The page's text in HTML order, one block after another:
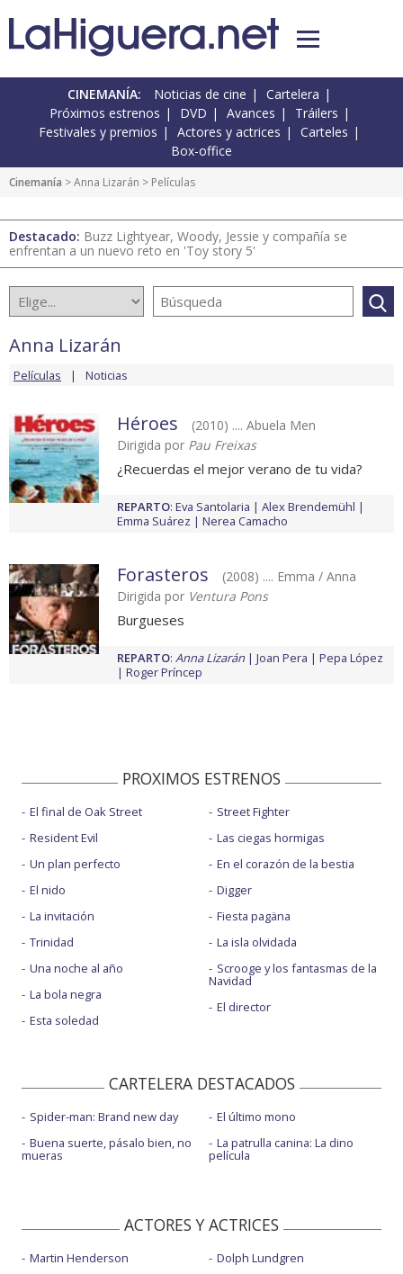
CINEMANÍA: Noticias de cine
Cartelera
Próximos estrenos
DVD Avances
Tráilers
Festivales y premios
Actores y actrices
Carteles
Box-office
Cinemanía >Anna Lizarán > Películas
Destacado: Buzz Lightyear, Woody, Jessie y compañía se
enfrentan a un nuevo reto en 'Toy story 5'
Anna Lizarán
Películas Noticias
Héroes
(2010) .... Abuela Men
Dirigida por Pau Freixas
¿Recuerdas el mejor verano de tu vida?
REPARTO: Eva Santolaria
Alex Brendemühl
Emma Suárez
Nerea Camacho
Forasteros
(2008) .... Emma / Anna
Dirigida por Ventura Pons
Burgueses
REPARTO: Anna Lizarán Joan Pera
Pepa López
Roger Príncep
PROXIMOS ESTRENOS
El final de Oak Street
Resident Evil
Un plan perfecto
El nido
La invitación
Trinidad
Una noche al año
La bola negra
Esta soledad
Street Fighter
Las ciegas hormigas
En el corazón de la bestia
Digger
Fiesta pagäna
La isla olvidada
Scrooge y los fantasmas de la
Navidad
El director
CARTELERA DESTACADOS
Spider-man: Brand new day
Buena suerte, pásalo bien, no
mueras
El último mono
La patrulla canina: La dino
película
ACTORES Y ACTRICES
Martin Henderson
Dolph Lundgren